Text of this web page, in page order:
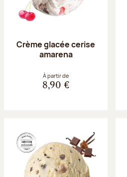
Crème glacée cerise
amarena
À partir de
8,90 €